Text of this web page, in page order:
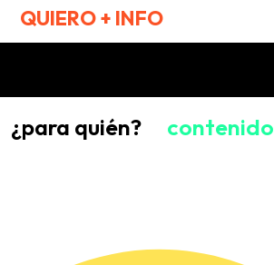
QUIERO + INFO
¿para quién? contenido